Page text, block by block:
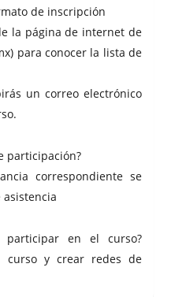
de inscripción
la página de internet de
para conocer la lista de
un correo electrónico
participación?
correspondiente se
asistencia
participar en el curso?
curso y crear redes de